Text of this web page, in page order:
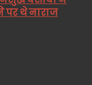
पर थे नाराज